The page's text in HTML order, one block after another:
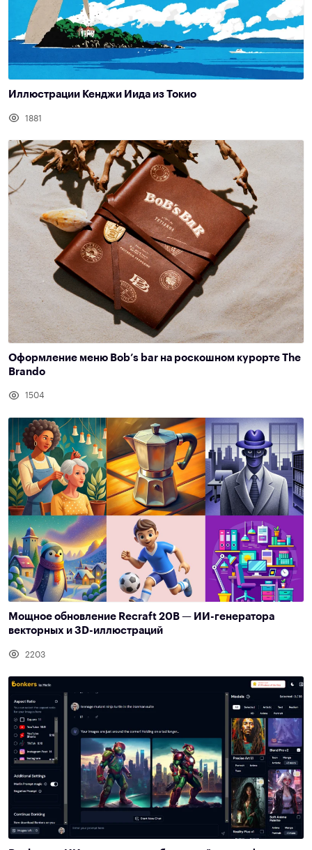
Иллюстрации Кенджи Иида из Токио
1881
Оформление меню Bob’s bar на роскошном курорте The
Brando
1504
Мощное обновление Recraft 20B — ИИ-генератора
векторных и 3D-иллюстраций
2203